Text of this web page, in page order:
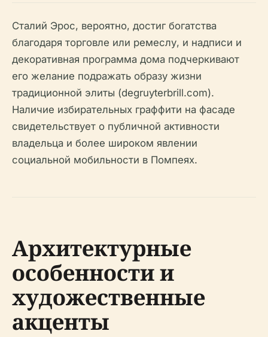
Сталий Эрос, вероятно, достиг богатства
благодаря торговле или ремеслу, и надписи и
декоративная программа дома подчеркивают
его желание подражать образу жизни
традиционной элиты (degruyterbrill.com).
Наличие избирательных граффити на фасаде
свидетельствует о публичной активности
владельца и более широком явлении
социальной мобильности в Помпеях.
Архитектурные
особенности и
художественные
акценты